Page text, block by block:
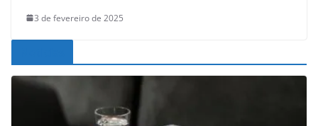
3 de fevereiro de 2025